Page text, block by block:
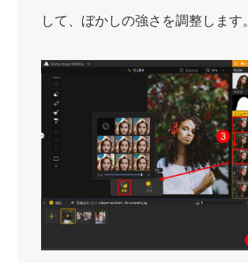
して、ぼかしの強さを調整します。